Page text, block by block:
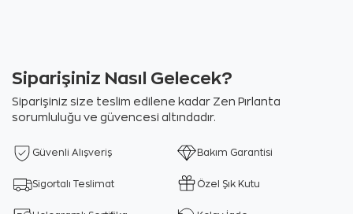
Siparişiniz Nasıl Gelecek?
Siparişiniz size teslim edilene kadar Zen Pırlanta
sorumluluğu ve güvencesi altındadır.
Güvenli Alışveriş Bakım Garantisi
Sigortalı Teslimat Özel Şık Kutu